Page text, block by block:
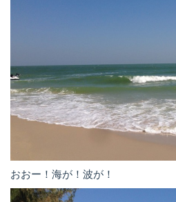
おおー！海が！波が！